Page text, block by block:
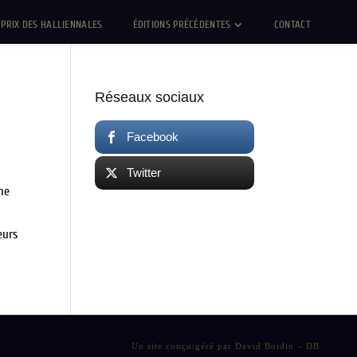
PRIX DES HALLIENNALES ÉDITIONS PRÉCÉDENTES CONTACT
Réseaux sociaux
Facebook
Twitter
Un site conçu/géré par David Boidin – DB